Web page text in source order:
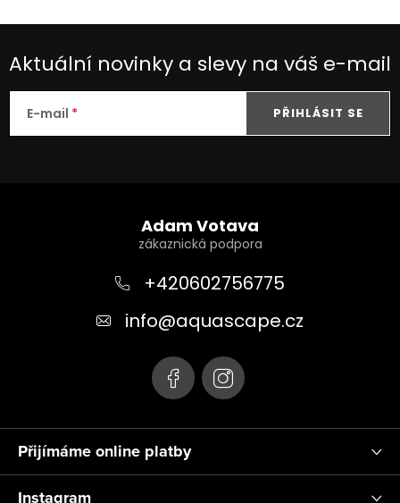
Aktuální novinky a slevy na váš e-mail
E-mail PŘIHLÁSIT SE
Přijímáme online platby
Adam Votava
+420602756775
info@aquascape.cz
Instagram